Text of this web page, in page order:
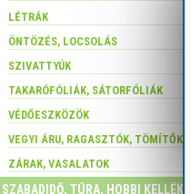
LÉTRÁK
ÖNTÖZÉS, LOCSOLÁS
SZIVATTYÚK
TAKARÓFÓLIÁK, SÁTORFÓLIÁK
VÉDŐESZKÖZÖK
VEGYI ÁRU, RAGASZTÓK, TÖMÍTŐK
ZÁRAK, VASALATOK
SZABADIDŐ, TÚRA, HOBBI KELLÉKEK